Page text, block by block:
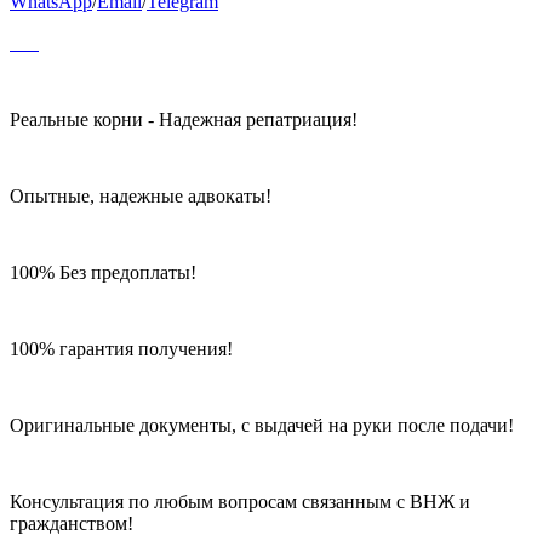
Реальные корни - Надежная репатриация!
Опытные, надежные адвокаты!
100% Без предоплаты!
100% гарантия получения!
Оригинальные документы, с выдачей на руки после подачи!
Консультация по любым вопросам связанным с ВНЖ и
гражданством!